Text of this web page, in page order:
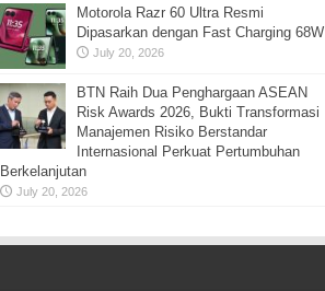
Motorola Razr 60 Ultra Resmi
Dipasarkan dengan Fast Charging 68W
July 20, 2026
BTN Raih Dua Penghargaan ASEAN
Risk Awards 2026, Bukti Transformasi
Manajemen Risiko Berstandar
Internasional Perkuat Pertumbuhan
Berkelanjutan
July 20, 2026